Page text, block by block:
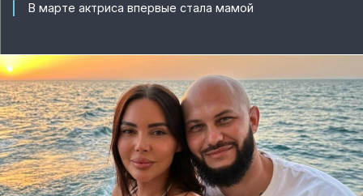
В марте актриса впервые стала мамой